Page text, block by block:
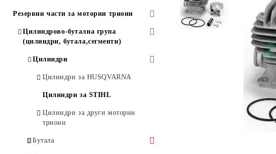
Моторни триони
Моторни триони за работа с една
ръка
Въздушни метли
Ножици за жив плет
Моторни коси и храсторези
Резервни части за моторни триони
Цилиндрово-бутална група
(цилиндри, бутала,сегменти)
Цилиндри
Цилиндри за HUSQVARNA
Цилиндри за STIHL
Цилиндри за други моторни
триони
Бутала